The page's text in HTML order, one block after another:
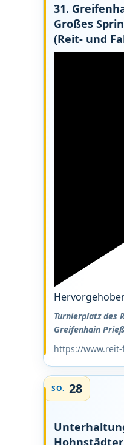
31.
Großes
(Reit- und
Turnierplatz des
Greifenhain
https://
SO. 28